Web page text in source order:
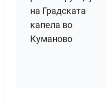
на Градската
капела во
Куманово